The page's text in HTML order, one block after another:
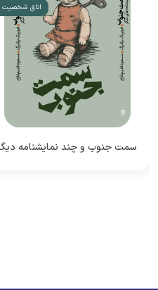
اتاق شخصیت
سمت جنوب و چند نمایشنامه دیگر